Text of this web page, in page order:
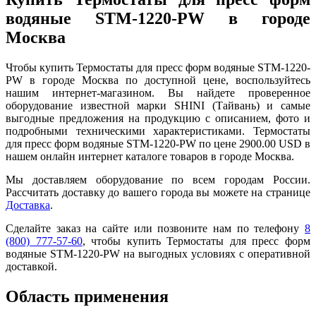
водяные STM-1220-PW в городе
Москва
Чтобы купить Термостаты для пресс форм водяные STM-1220-
PW в городе Москва по доступной цене, воспользуйтесь
нашим интернет-магазином. Вы найдете проверенное
оборудование известной марки SHINI (Тайвань) и самые
выгодные предложения на продукцию с описанием, фото и
подробными техническими характеристиками. Термостаты
для пресс форм водяные STM-1220-PW по цене 2900.00 USD в
нашем онлайн интернет каталоге товаров в городе Москва.
Мы доставляем оборудование по всем городам России.
Рассчитать доставку до вашего города вы можете на странице
Доставка.
Сделайте заказ на сайте или позвоните нам по телефону 8
(800) 777-57-60, чтобы купить Термостаты для пресс форм
водяные STM-1220-PW на выгодных условиях с оперативной
доставкой.
Область применения